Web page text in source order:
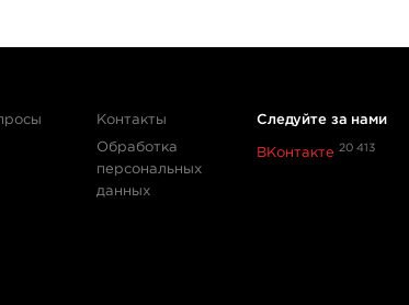
и консистенция.
емкостях с экономичным расходом.
от партии, этикетки на флаконах с краской
Контакты
Обработка
персональных
данных
Следуйте за нами
ВКонтакте 20 413